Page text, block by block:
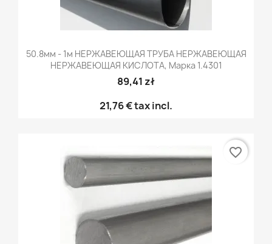
50.8мм - 1м НЕРЖАВЕЮЩАЯ ТРУБА НЕРЖАВЕЮЩАЯ
НЕРЖАВЕЮЩАЯ КИСЛОТА, Марка 1.4301
89,41 zł
21,76 €tax incl.
favorite_border